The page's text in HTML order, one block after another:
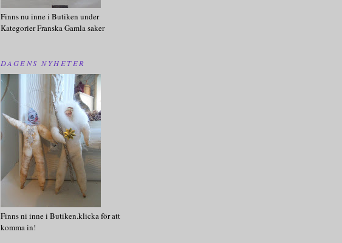
Finns nu inne i Butiken under
Kategorier Franska Gamla saker
DAGENS NYHETER
Finns ni inne i Butiken.klicka för att
komma in!